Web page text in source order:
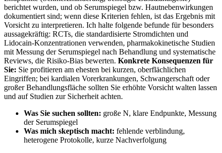
berichtet wurden, und ob Serumspiegel bzw. Hautnebenwirkungen
dokumentiert sind; wenn diese​ Kriterien fehlen, ist das Ergebnis mit⁢
Vorsicht zu interpretieren. Ich halte folgende befunde​ für besonders
aussagekräftig: ⁣RCTs, die ⁣standardisierte⁣ Stromdichten und
Lidocain‑Konzentrationen ‍verwenden, pharmakokinetische Studien
mit Messung der Serumspiegel​ nach Behandlung und systematische
Reviews, die Risiko‑Bias bewerten. Konkrete Konsequenzen für
Sie: Sie profitieren am ehesten ‌bei kurzen, oberflächlichen​
Eingriffen; bei kardialen Vorerkrankungen, Schwangerschaft ⁣oder
großer Behandlungsfläche sollten Sie ⁢erhöhte⁢ Vorsicht walten lassen
und auf ⁣Studien zur Sicherheit achten.
Was Sie⁤ suchen sollten: große N, klare Endpunkte, Messung
der Serumspiegel
Was mich skeptisch ‍macht: fehlende verblindung,
heterogene Protokolle,⁤ kurze Nachverfolgung